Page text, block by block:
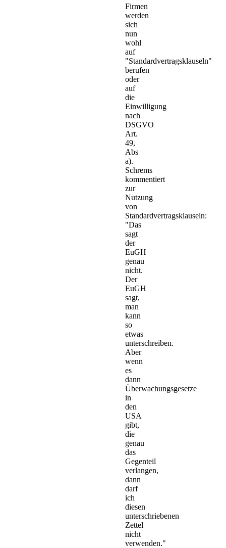
Firmen
werden
sich
nun
wohl
auf
"Standardvertragsklauseln"
berufen
oder
auf
die
Einwilligung
nach
DSGVO
Art.
49,
Abs
a).
Schrems
kommentiert
zur
Nutzung
von
Standardvertragsklauseln:
"Das
sagt
der
EuGH
genau
nicht.
Der
EuGH
sagt,
man
kann
so
etwas
unterschreiben.
Aber
wenn
es
dann
Überwachungsgesetze
in
den
USA
gibt,
die
genau
das
Gegenteil
verlangen,
dann
darf
ich
diesen
unterschriebenen
Zettel
nicht
verwenden."